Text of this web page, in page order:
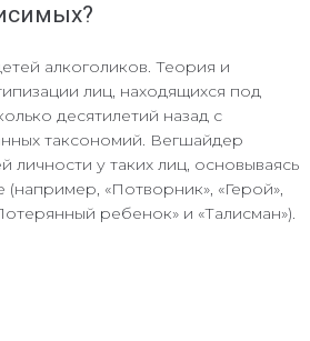
алкоголиков. Теория и
лиц, находящихся под
десятилетий назад с
таксономий. Вегшайдер
личности у таких лиц, основываясь
«Потворник», «Герой»,
ребенок» и «Талисман»).